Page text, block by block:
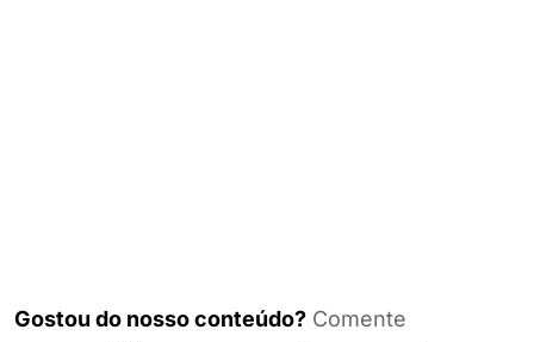
Gostou do nosso conteúdo? Comente